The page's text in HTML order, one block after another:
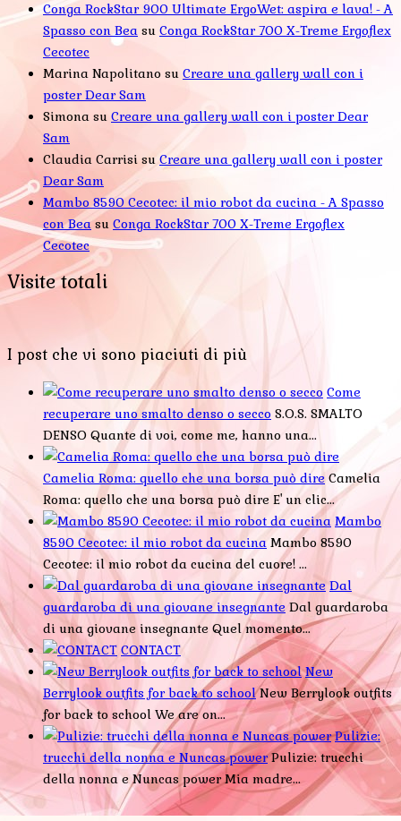
Conga RockStar 900 Ultimate ErgoWet: aspira e lava! - A
Spasso con Bea su Conga RockStar 700 X-Treme Ergoflex
Cecotec
Marina Napolitano su Creare una gallery wall con i
poster Dear Sam
Simona su Creare una gallery wall con i poster Dear
Sam
Claudia Carrisi su Creare una gallery wall con i poster
Dear Sam
Mambo 8590 Cecotec: il mio robot da cucina - A Spasso
con Beasu Conga RockStar 700 X-Treme Ergoflex
Cecotec
Visite totali
I post che vi sono piaciuti di più
Come
recuperare uno smalto denso o secco S.O.S. SMALTO
DENSO Quante di voi, come me, hanno una...
Camelia Roma: quello che una borsa può dire Camelia
Roma: quello che una borsa può dire E' un clic...
Mambo
8590 Cecotec: il mio robot da cucina Mambo 8590
Cecotec: il mio robot da cucina del cuore! ...
Dal
guardaroba di una giovane insegnante Dal guardaroba
di una giovane insegnante Quel momento...
CONTACT
New
Berrylook outfits for back to school New Berrylook outfits
for back to school We are on...
Pulizie:
trucchi della nonna e Nuncas power Pulizie: trucchi
della nonna e Nuncas power Mia madre...